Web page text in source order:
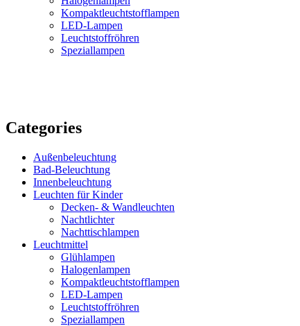
Kompaktleuchtstofflampen
LED-Lampen
Leuchtstoffröhren
Speziallampen
Categories
Außenbeleuchtung
Bad-Beleuchtung
Innenbeleuchtung
Leuchten für Kinder
Decken- & Wandleuchten
Nachtlichter
Nachttischlampen
Leuchtmittel
Glühlampen
Halogenlampen
Kompaktleuchtstofflampen
LED-Lampen
Leuchtstoffröhren
Speziallampen